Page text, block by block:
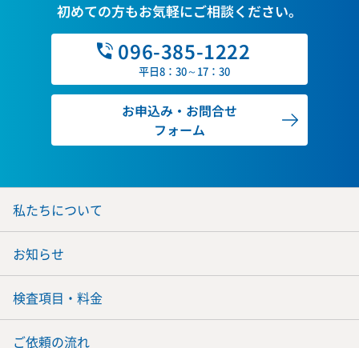
初めての方もお気軽にご相談ください。
096-385-1222
平日8：30～17：30
お申込み・お問合せ
フォーム
私たちについて
お知らせ
検査項目・料金
ご依頼の流れ